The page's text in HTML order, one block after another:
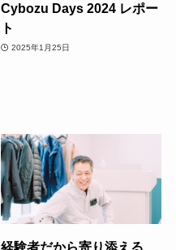
Cybozu Days 2024 レポー
ト
2025年1月25日